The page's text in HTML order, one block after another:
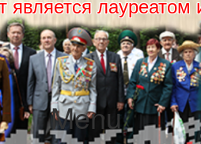
является
Menu